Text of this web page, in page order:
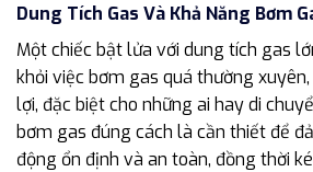
Dung Tích Gas Và Khả Năng Bơm
Một chiếc bật lửa với dung tích gas
khỏi việc bơm gas quá thường
lợi, đặc biệt cho những ai hay di
bơm gas đúng cách là cần thiết để
động ổn định và an toàn, đồng thời